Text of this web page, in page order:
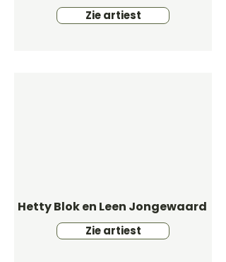
Zie artiest
Hetty Blok en Leen Jongewaard
Zie artiest